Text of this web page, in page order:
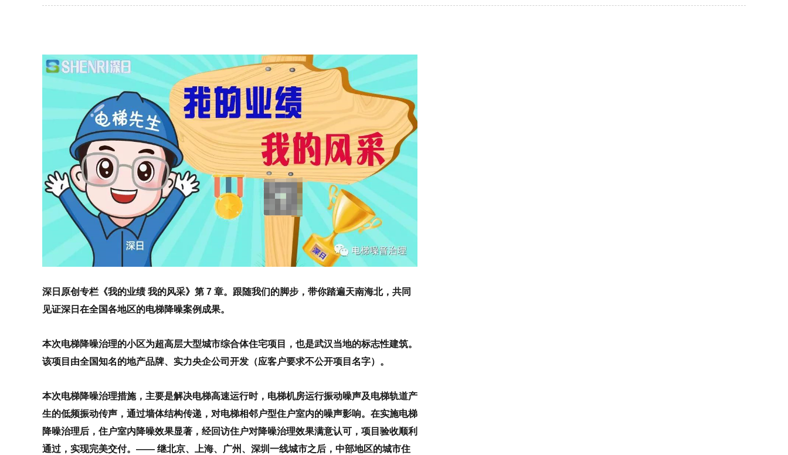
深日原创专栏《我的业绩 我的风采》第 7 章。跟随我们的脚步，带你踏遍天南海北，共同
见证深日在全国各地区的电梯降噪案例成果。
本次电梯降噪治理的小区为超高层大型城市综合体住宅项目，也是武汉当地的标志性建筑。
该项目由全国知名的地产品牌、实力央企公司开发（应客户要求不公开项目名字）。
本次电梯降噪治理措施，主要是解决电梯高速运行时，电梯机房运行振动噪声及电梯轨道产
生的低频振动传声，通过墙体结构传递，对电梯相邻户型住户室内的噪声影响。在实施电梯
降噪治理后，住户室内降噪效果显著，经回访住户对降噪治理效果满意认可，项目验收顺利
通过，实现完美交付。—— 继北京、上海、广州、深圳一线城市之后，中部地区的城市住